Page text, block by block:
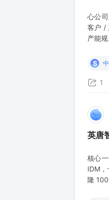
心公
客户 /
产能
约 20
S
1
英唐
核心
IDM
隆